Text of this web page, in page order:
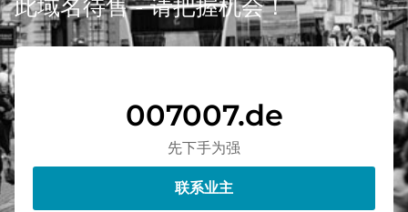
此域名待售 - 请把握机会！
007007.de
先下手为强
联系业主